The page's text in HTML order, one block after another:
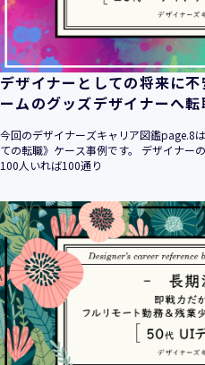
デザイナーとしての将来に
ームのグッズデザイナーへ
今回のデザイナーズキャリア図鑑page.8
ての転職》ケース事例です。 デザイナー
100人いれば100通り